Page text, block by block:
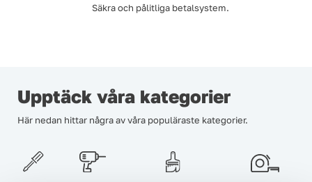
Säkra och pålitliga betalsystem.
Upptäck våra kategorier
Här nedan hittar några av våra populäraste kategorier.